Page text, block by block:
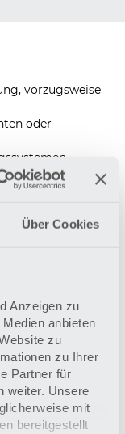
Über Cookies
Anzeigen zu
anbieten
zu
zu Ihrer
Partner für
weiter. Unsere
mit
bereitgestellt
vorzugsweise
oder
versierten
tageweise
Parkplätzen